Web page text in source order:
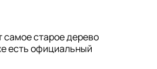
самое старое дерево
есть официальный